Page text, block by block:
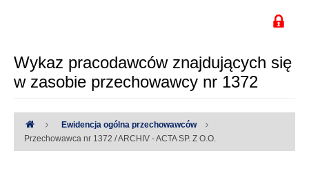
Wykaz pracodawców znajdujących się
w zasobie przechowawcy nr 1372
Ewidencja ogólna przechowawców
Przechowawca nr 1372 / ARCHIV - ACTA SP. Z O.O.